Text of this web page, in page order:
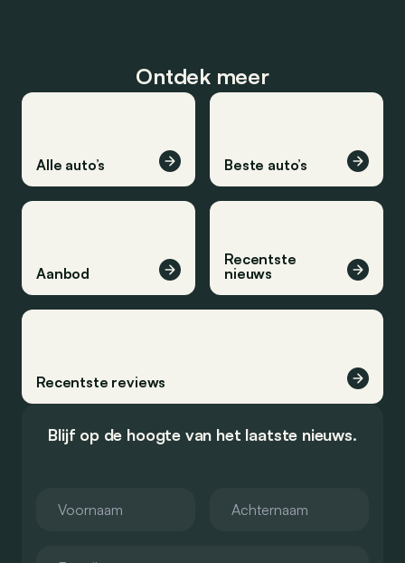
Ontdek meer
Alle auto’s Beste auto’s
Aanbod
Recentste
nieuws
Recentste reviews
Blijf op de hoogte van het laatste nieuws.